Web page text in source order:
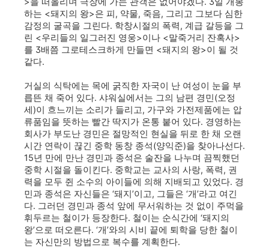
하는 <돼지의 왕>은 피, 약물, 죽음, 그리고 그보다 심한
감정의 굴곡을 그린다. 학창시절의 폭력, 계급 갈등을 그
린 <우리들의 일그러진 영웅>이나 <말죽거리 잔혹사>
를 3배쯤 그로테스크하게 만들면 <돼지의 왕>이 될 것
같다.
거실의 식탁에는 목에 굵직한 자국이 난 여성이 눈을 부
릅뜬 채 죽어 있다. 샤워실에서는 그의 남편 경민(오정
세)이 흐느끼는 소리가 들리고, 가구와 가전제품에는 압
류품임을 뜻하는 빨간 딱지가 온통 붙어 있다. 경영하는
회사가 부도난 경민은 절망적인 현실을 뒤로 한 채 오랜
시간 연락이 끊긴 중학 동창 종석(양익준)을 찾아나선다.
15년 만에 만난 경민과 종석은 술잔을 나누며 끔찍했던
중학 시절을 돌이킨다. 중학교는 교사의 사랑, 폭력, 권
력을 모두 쥔 소수의 아이들에 의해 지배되고 있었다. 경
민과 종석은 자신들은 ‘돼지’이고, 그들은 ‘개’라고 여긴
다. 그러던 경민과 종석 앞에 무서워하는 것 없이 주먹을
휘두르는 철이가 등장한다. 철이는 순식간에 ‘돼지의
왕’으로 떠오른다. ‘개’와의 시비 끝에 퇴학을 당한 철이
는 자신만의 방법으로 복수를 계획한다.